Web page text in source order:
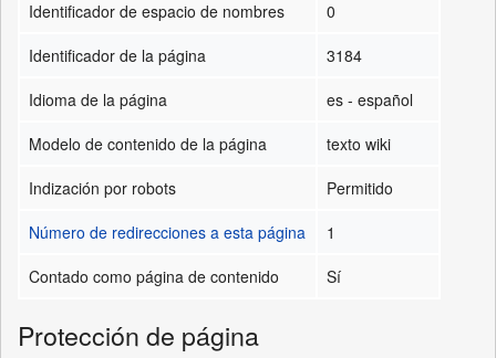
Identificador de espacio de nombres
0
Identificador de la página
3184
Idioma de la página
es - español
Modelo de contenido de la página
texto wiki
Indización por robots
Permitido
Número de redirecciones a esta página
1
Contado como página de contenido
Sí
Protección de página